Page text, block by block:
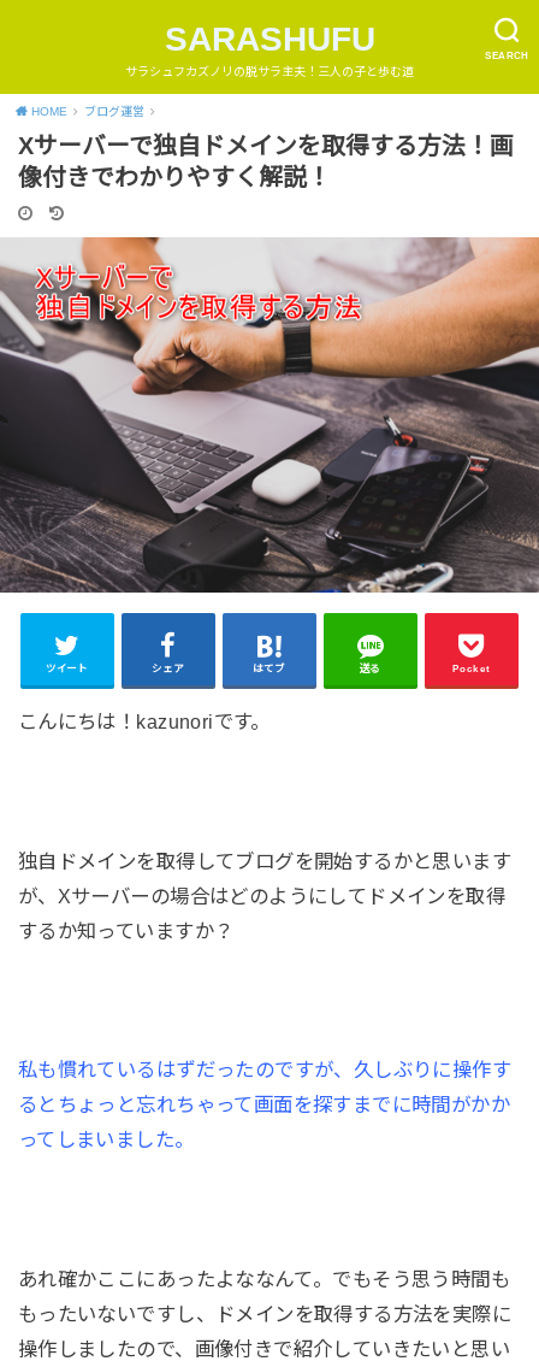
SEARCH
SARASHUFU
サラシュフカズノリの脱サラ主夫！三人の子と歩む道
HOME ブログ運営
Xサーバーで独自ドメインを取得する方法！画
像付きでわかりやすく解説！
ツイート シェア はてブ 送る Pocket
こんにちは！kazunoriです。
独自ドメインを取得してブログを開始するかと思います
が、Xサーバーの場合はどのようにしてドメインを取得
するか知っていますか？
私も慣れているはずだったのですが、久しぶりに操作す
るとちょっと忘れちゃって画面を探すまでに時間がかか
ってしまいました。
あれ確かここにあったよななんて。でもそう思う時間も
もったいないですし、ドメインを取得する方法を実際に
操作しましたので、画像付きで紹介していきたいと思い